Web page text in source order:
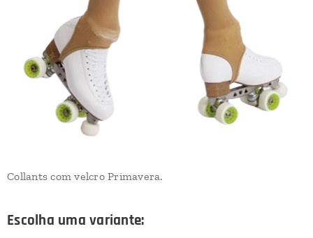
Collants com velcro Primavera.
Escolha uma variante: